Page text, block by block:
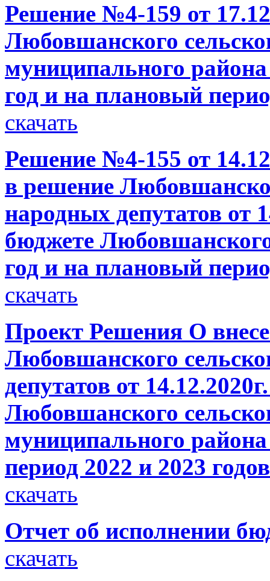
Решение №4-159 от
Любовшанского
муниципального
год и на плановый
скачать
Решение №4-155 от
в решение
народных депутатов от
бюджете
год и на плановый
скачать
Проект Решения О
Любовшанского
депутатов от
Любовшанского
муниципального
период 2022 и 2023
скачать
Отчет об исполнении
скачать